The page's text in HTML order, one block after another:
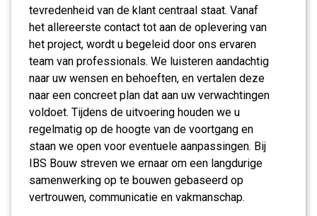
tevredenheid van de klant centraal staat. Vanaf
het allereerste contact tot aan de oplevering van
het project, wordt u begeleid door ons ervaren
team van professionals. We luisteren aandachtig
naar uw wensen en behoeften, en vertalen deze
naar een concreet plan dat aan uw verwachtingen
voldoet. Tijdens de uitvoering houden we u
regelmatig op de hoogte van de voortgang en
staan we open voor eventuele aanpassingen. Bij
IBS Bouw streven we ernaar om een langdurige
samenwerking op te bouwen gebaseerd op
vertrouwen, communicatie en vakmanschap.